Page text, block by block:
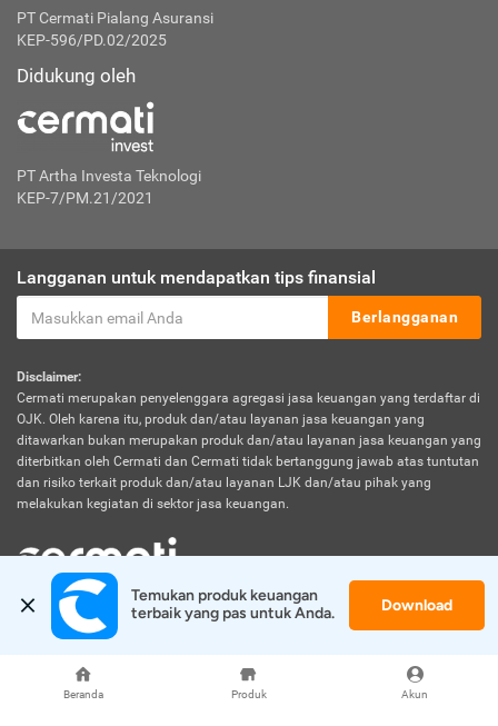
Beranda Produk Akun
PT Cermati Pialang Asuransi
KEP-596/PD.02/2025
Didukung oleh
PT Artha Investa Teknologi
KEP-7/PM.21/2021
Langganan untuk mendapatkan tips finansial
Berlangganan
Disclaimer:
Cermati merupakan penyelenggara agregasi jasa keuangan yang terdaftar di
OJK. Oleh karena itu, produk dan/atau layanan jasa keuangan yang
ditawarkan bukan merupakan produk dan/atau layanan jasa keuangan yang
diterbitkan oleh Cermati dan Cermati tidak bertanggung jawab atas tuntutan
dan risiko terkait produk dan/atau layanan LJK dan/atau pihak yang
melakukan kegiatan di sektor jasa keuangan.
© 2026 Cermati. All Rights Reserved.
Temukan produk keuangan
terbaik yang pas untuk Anda.
Download